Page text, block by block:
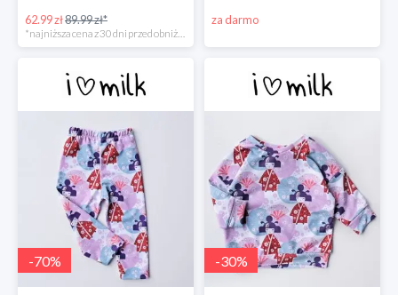
62.99 zł89.99 zł*
*najniższa cena z 30 dni przed obniżką
za darmo
-70% -30%